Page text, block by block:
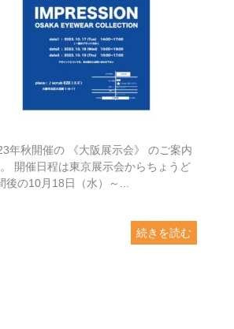
年秋開催の 《大阪展示会》 のご案内
開催日程は東京展示会からちょうど
後の10月18日（水）～...
続きを読む